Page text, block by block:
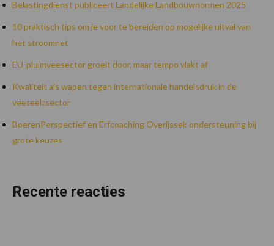
Belastingdienst publiceert Landelijke Landbouwnormen 2025
10 praktisch tips om je voor te bereiden op mogelijke uitval van
het stroomnet
EU-pluimveesector groeit door, maar tempo vlakt af
Kwaliteit als wapen tegen internationale handelsdruk in de
veeteeltsector
BoerenPerspectief en Erfcoaching Overijssel: ondersteuning bij
grote keuzes
Recente reacties